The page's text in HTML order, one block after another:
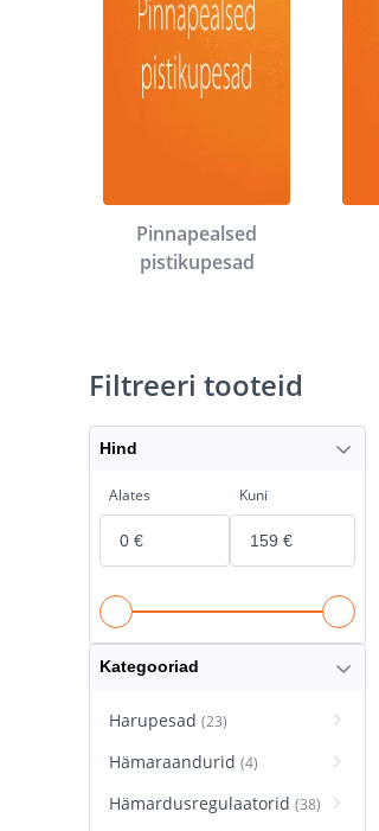
Pinnapealsed
pistikupesad
Filtreeri tooteid
Hind
Alates Kuni
Kategooriad
Harupesad (23)
Hämaraandurid (4)
Hämardusregulaatorid (38)